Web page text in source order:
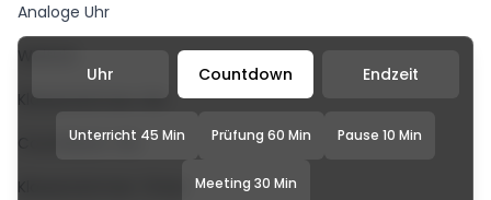
Uhr Countdown Endzeit
Unterricht 45 Min Prüfung 60 Min Pause 10 Min
Meeting 30 Min
Analoge Uhr
Countdown-Uhr